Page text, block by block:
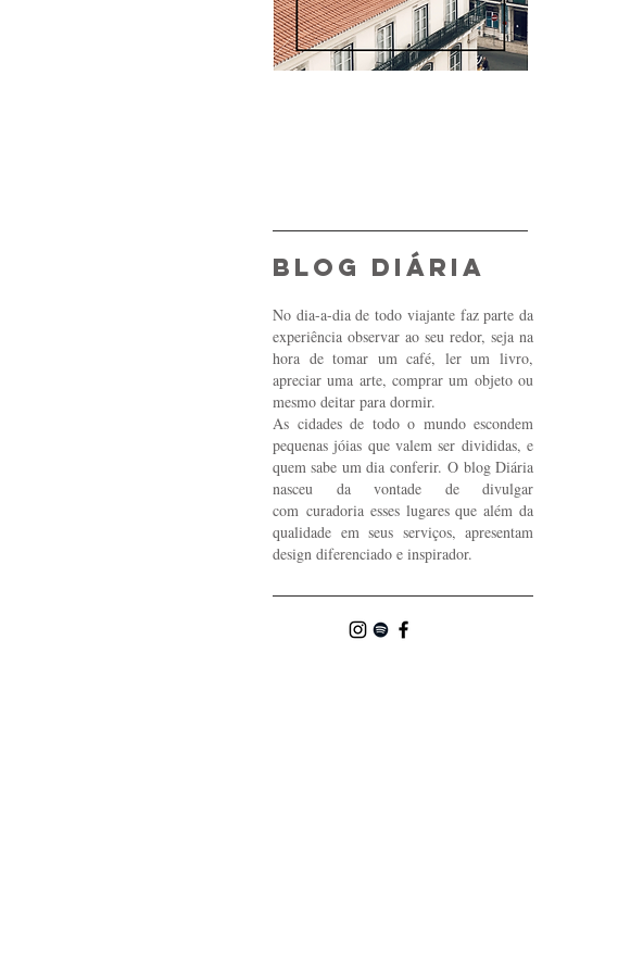
No dia-a-dia de todo viajante faz parte da
experiência observar ao seu redor, seja na
hora de tomar um café, ler um livro,
apreciar uma arte, comprar um objeto ou
mesmo deitar para dormir.
As cidades de todo o mundo escondem
pequenas jóias que valem ser divididas, e
quem sabe um dia conferir. O blog Diária
nasceu da vontade de divulgar
com curadoria esses lugares que além da
qualidade em seus serviços, apresentam
design diferenciado e inspirador.
blog diária